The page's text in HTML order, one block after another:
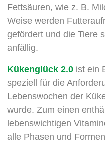
Fettsäuren, wie z. B.
Weise werden
gefördert und die Tiere
anfällig.
Kükenglück 2.0 ist ein
speziell für die
Lebenswochen der
wurde. Zum einen
lebenswichtigen
alle Phasen und